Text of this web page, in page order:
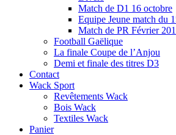
Match de D1 16 octobre
Equipe Jeune match du
Match de PR Février
Football Gaëlique
La finale Coupe de l’Anjou
Demi et finale des titres D3
Contact
Wack Sport
Revêtements Wack
Bois Wack
Textiles Wack
Panier